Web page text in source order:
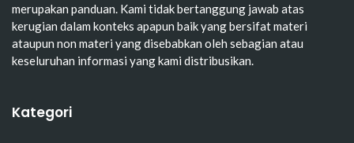
merupakan panduan. Kami tidak bertanggung jawab atas
kerugian dalam konteks apapun baik yang bersifat materi
ataupun non materi yang disebabkan oleh sebagian atau
keseluruhan informasi yang kami distribusikan.
Kategori